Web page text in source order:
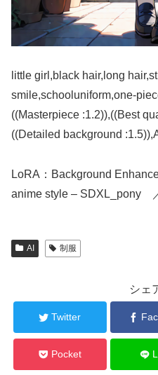
little girl,black hair,long
smile,schooluniform,one-
((Masterpiece :1.2)),((Best
((Detailed background
LoRA：Background
anime style – SDXL_pony
AI 制服
シェ
Twitter
Pocket